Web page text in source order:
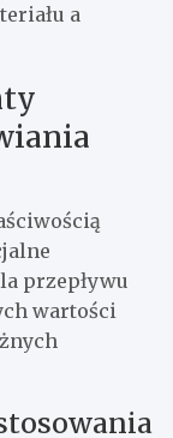
a
przepływu
wartości